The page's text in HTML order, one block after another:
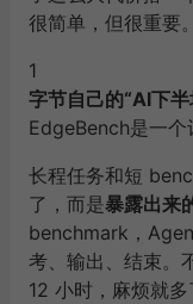
很简单，但很重要。
1
字节自己的“AI下半
EdgeBench是一个
长程任务和短
了，而是暴露出来
benchmark，
考、输出、结束。
12 小时，麻烦就